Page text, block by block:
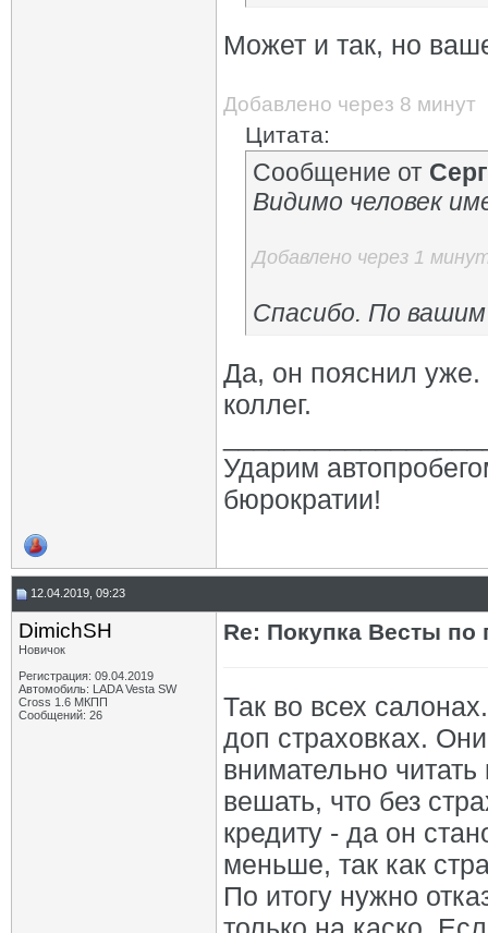
Может и так, но
Добавлено через 8 минут
Цитата:
Сообщение от
Видимо человек
Добавлено через 1
Спасибо. По
Да, он пояснил уже.
коллег.
Ударим
бюрократии!
12.04.2019, 09:23
DimichSH
Новичок
Регистрация: 09.04.2019
Автомобиль: LADA Vesta SW
Cross 1.6 МКПП
Сообщений: 26
Re: Покупка Весты по
Так во всех
доп страховках.
внимательно
вешать, что без
кредиту - да он
меньше, так как
По итогу нужно